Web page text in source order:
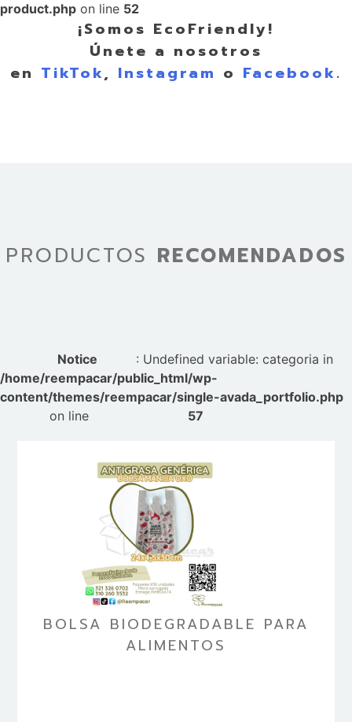
product.php on line 52
¡Somos EcoFriendly!
Únete a nosotros
en TikTok, Instagram o Facebook.
PRODUCTOS RECOMENDADOS
Notice
: Undefined variable: categoria in
/home/reempacar/public_html/wp-
content/themes/reempacar/single-avada_portfolio.php
on line
57
BOLSA BIODEGRADABLE PARA
ALIMENTOS